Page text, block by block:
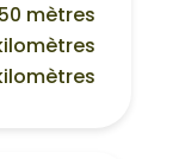
50 mètres